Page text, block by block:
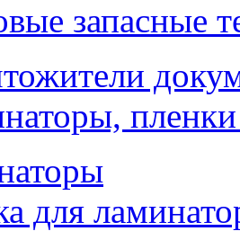
запасные
для